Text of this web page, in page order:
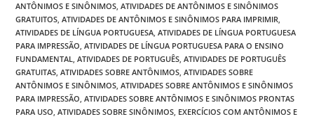
ANTÔNIMOS E SINÔNIMOS, ATIVIDADES DE ANTÔNIMOS E SINÔNIMOS
GRATUITOS, ATIVIDADES DE ANTÔNIMOS E SINÔNIMOS PARA IMPRIMIR,
ATIVIDADES DE LÍNGUA PORTUGUESA, ATIVIDADES DE LÍNGUA PORTUGUESA
PARA IMPRESSÃO, ATIVIDADES DE LÍNGUA PORTUGUESA PARA O ENSINO
FUNDAMENTAL, ATIVIDADES DE PORTUGUÊS, ATIVIDADES DE PORTUGUÊS
GRATUITAS, ATIVIDADES SOBRE ANTÔNIMOS, ATIVIDADES SOBRE
ANTÔNIMOS E SINÔNIMOS, ATIVIDADES SOBRE ANTÔNIMOS E SINÔNIMOS
PARA IMPRESSÃO, ATIVIDADES SOBRE ANTÔNIMOS E SINÔNIMOS PRONTAS
PARA USO, ATIVIDADES SOBRE SINÔNIMOS, EXERCÍCIOS COM ANTÔNIMOS E